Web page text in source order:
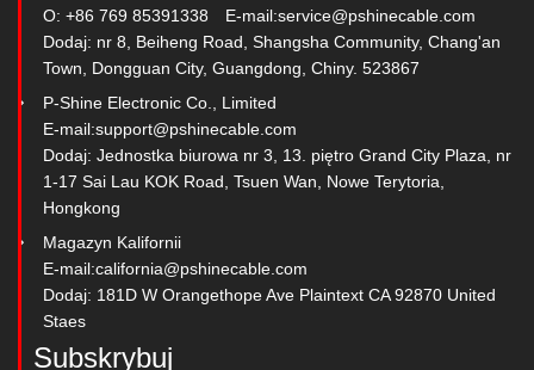
O: +86 769 85391338
E-mail:service@pshinecable.com
Dodaj: nr 8, Beiheng Road, Shangsha Community, Chang'an
Town, Dongguan City, Guangdong, Chiny. 523867
P-Shine Electronic Co., Limited
E-mail:support@pshinecable.com
Dodaj: Jednostka biurowa nr 3, 13. piętro Grand City Plaza, nr
1-17 Sai Lau KOK Road, Tsuen Wan, Nowe Terytoria,
Hongkong
Magazyn Kalifornii
E-mail:california@pshinecable.com
Dodaj: 181D W Orangethope Ave Plaintext CA 92870 United
Staes
Subskrybuj